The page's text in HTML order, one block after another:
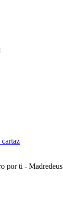
por ti - Madredeus